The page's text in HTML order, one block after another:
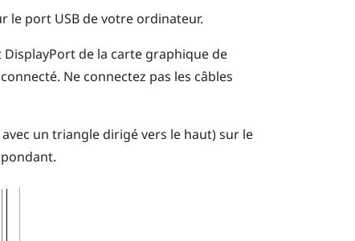
le port USB de votre ordinateur.
DisplayPortde la carte graphique de
Ne connectez pas les câbles
un triangle dirigé vers le haut) sur le